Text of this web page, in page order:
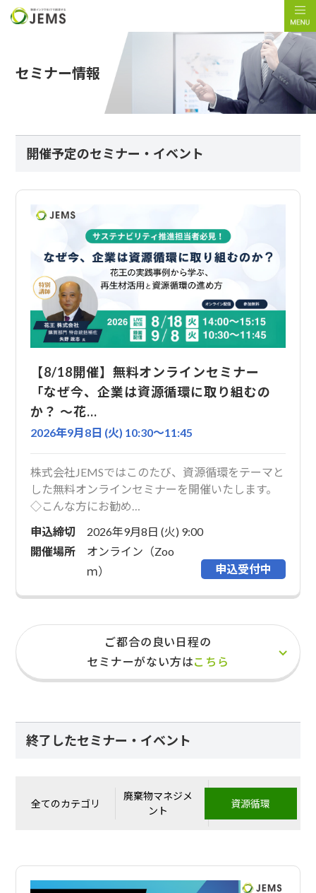
セミナー情報
開催予定のセミナー・イベント
【8/18開催】無料オンラインセミナー
「なぜ今、企業は資源循環に取り組むの
か？ ～花…
2026年9月8日 (火) 10:30〜11:45
株式会社JEMSではこのたび、資源循環をテーマと
した無料オンラインセミナーを開催いたします。
◇こんな方にお勧め…
申込締切
2026年9月8日 (火) 9:00
開催場所
オンライン（Zoo
ｍ）
申込受付中
ご都合の良い日程の
セミナーがない方はこちら
終了したセミナー・イベント
全てのカテゴリ
廃棄物マネジメ
ント
資源循環